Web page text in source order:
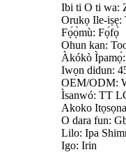
Ibi ti O ti wa:
Orukọ Ile-iṣẹ:
Fọ́ọ̀mù: Fọ́fọ́
Ohun kan:
Àkókò
Iwọn didun:
OEM/ODM:
Ìsanwó: TT
Akoko
O dara fun:
Lilo: Ipa
Igo: Irin